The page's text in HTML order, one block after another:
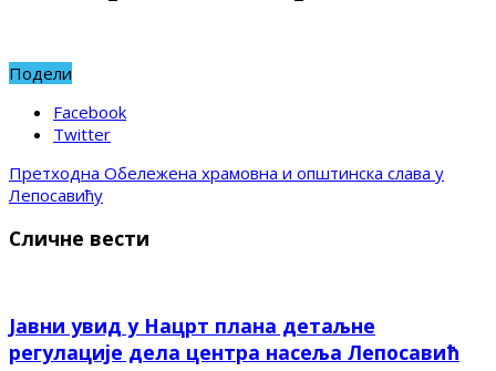
Подели
Facebook
Twitter
Претходна Обележена храмовна и општинска слава у
Лепосавићу
Сличне вести
Јавни увид у Нацрт плана детаљне
регулације дела центра насеља Лепосавић